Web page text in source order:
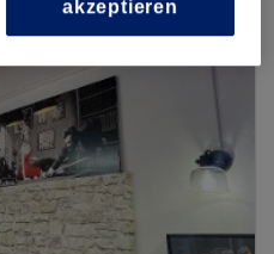
akzeptieren